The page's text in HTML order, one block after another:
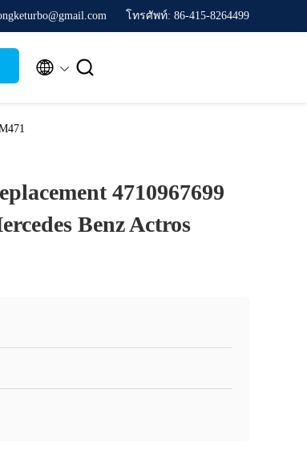
โทรศัพท์: 86-415-8264499
 
4710967699
Benz Actros